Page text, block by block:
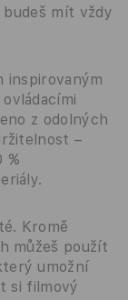
budeš mít vždy
inspirovaným
z odolných
–
%
Kromě
můžeš použít
umožní
si filmový